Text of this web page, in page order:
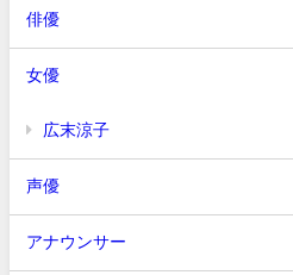
俳優
女優
広末涼子
声優
アナウンサー